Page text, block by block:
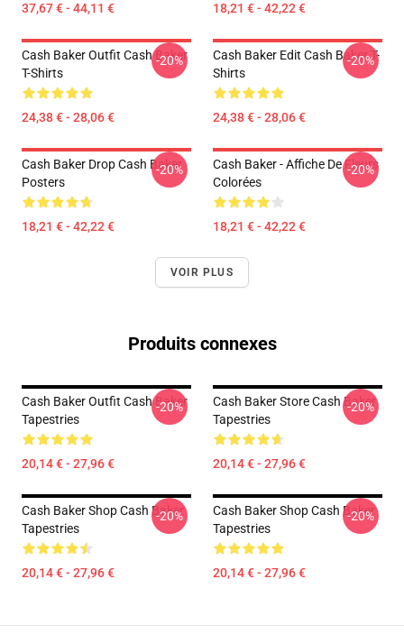
37,67 € - 44,11 € 18,21 € - 42,22 €
Cash Baker Outfit Cash Baker
T-Shirts
24,38 € - 28,06 €
-20%
Cash Baker Edit Cash Baker T-
Shirts
24,38 € - 28,06 €
-20%
Cash Baker Drop Cash Baker
Posters
18,21 € - 42,22 €
-20%
Cash Baker - Affiche De Fleurs
Colorées
18,21 € - 42,22 €
-20%
VOIR PLUS
Produits connexes
Cash Baker Outfit Cash Baker
Tapestries
20,14 € - 27,96 €
-20%
Cash Baker Store Cash Baker
Tapestries
20,14 € - 27,96 €
-20%
Cash Baker Shop Cash Baker
Tapestries
20,14 € - 27,96 €
-20%
Cash Baker Shop Cash Baker
Tapestries
20,14 € - 27,96 €
-20%